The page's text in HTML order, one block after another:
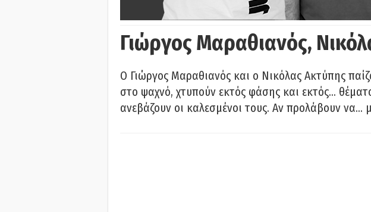
Γιώργος Μαραθιανός,
Ο Γιώργος Μαραθιανός και ο Νικόλας Ακτύπης
στο ψαχνό, χτυπούν εκτός φάσης και εκτός…
ανεβάζουν οι καλεσμένοι τους. Αν προλάβουν να…